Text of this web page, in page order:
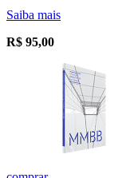
Saiba mais
R$ 95,00